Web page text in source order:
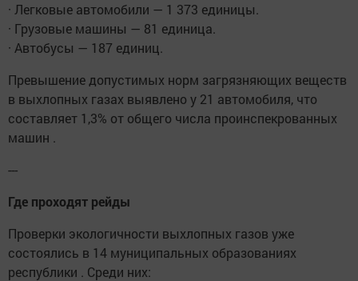
· Легковые автомобили — 1 373 единицы.
· Грузовые машины — 81 единица.
· Автобусы — 187 единиц.
Превышение допустимых норм загрязняющих веществ
в выхлопных газах выявлено у 21 автомобиля, что
составляет 1,3% от общего числа проинспекрованных
машин .
---
Где проходят рейды
Проверки экологичности выхлопных газов уже
состоялись в 14 муниципальных образованиях
республики . Среди них: